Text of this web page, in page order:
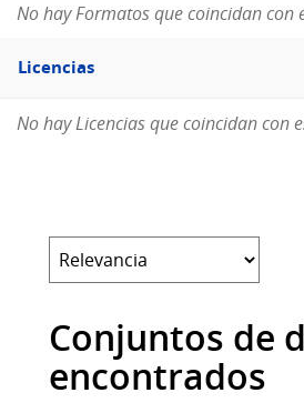
No hay Formatos que coincidan con
Filtro
Licencias
Licencias
No hay Licencias que coincidan con
Conjuntos de
encontrados